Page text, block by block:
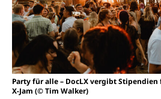
Party für alle – DocLX vergibt
X-Jam (© Tim Walker)